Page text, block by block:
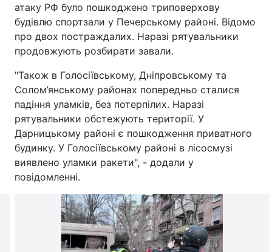
атаку РФ було пошкоджено триповерхову
будівлю спортзали у Печерському районі. Відомо
про двох постраждалих. Наразі рятувальники
продовжують розбирати завали.
"Також в Голосіївському, Дніпровському та
Солом’янському районах попередньо сталися
падіння уламків, без потерпілих. Наразі
рятувальники обстежують території. У
Дарницькому районі є пошкодження приватного
будинку. У Голосіївському районі в лісосмузі
виявлено уламки ракети", - додали у
повідомленні.